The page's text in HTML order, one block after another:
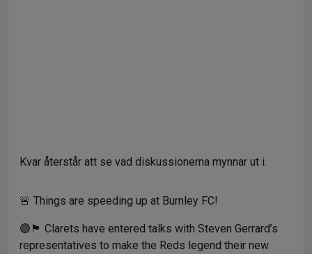
Kvar återstår att se vad diskussionerna mynnar ut i.
🚨 Things are speeding up at Burnley FC!
🟣🏴󠁧󠁢󠁥󠁮󠁧󠁿 Clarets have entered talks with Steven Gerrard’s
representatives to make the Reds legend their new